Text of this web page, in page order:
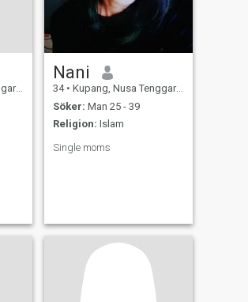
Nani
34 • Kupang, Nusa Tenggara Timur, Indonesien
Söker: Man 25 - 39
Religion: Islam
Single moms